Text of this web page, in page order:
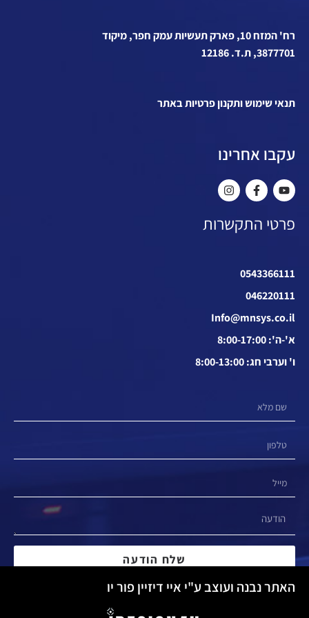
רח' המזח 10, פארק תעשיות עמק חפר, מיקוד
3877701, ת.ד. 12186
תנאי שימוש ותקנון פרטיות באתר
עקבו אחרינו
פרטי התקשרות
0543366111
046220111
Info@mnsys.co.il
א'-ה': 8:00-17:00
ו' וערבי חג: 8:00-13:00
שלח הודעה
האתר נבנה ועוצב ע"י איי דיזיין פור יו